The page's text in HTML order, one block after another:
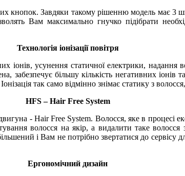
кнопок. Завдяки такому рішенню модель має
Вам максимально гнучко підібрати
Технологія іонізації повітря
іонів, усунення статичної електрики,
більшу кількість негативних іонів
так само відмінно знімає статику з
HFS – Hair Free System
- Hair Free System. Волосся, яке в процесі
волосся на якір, а видалити таке
і Вам не потрібно звертатися до
Ергономічний дизайн